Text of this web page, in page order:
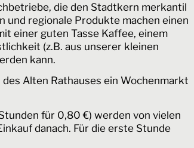
die den Stadtkern merkantil
und regionale Produkte machen einen
einer guten Tasse Kaffee, einem
(z.B. aus unserer kleinen
kann.
Alten Rathauses ein Wochenmarkt
für 0,80 €) werden von vielen
danach. Für die erste Stunde